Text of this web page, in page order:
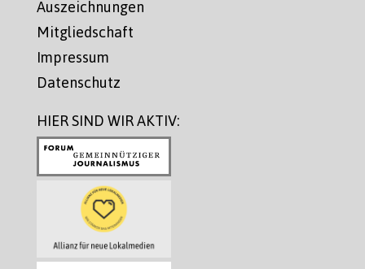
Auszeichnungen
Mitgliedschaft
Impressum
Datenschutz
HIER SIND WIR AKTIV: